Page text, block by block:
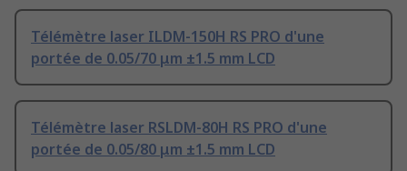
Télémètre laser ILDM-150H RS PRO d'une
portée de 0.05/70 μm ±1.5 mm LCD
Télémètre laser RSLDM-80H RS PRO d'une
portée de 0.05/80 μm ±1.5 mm LCD